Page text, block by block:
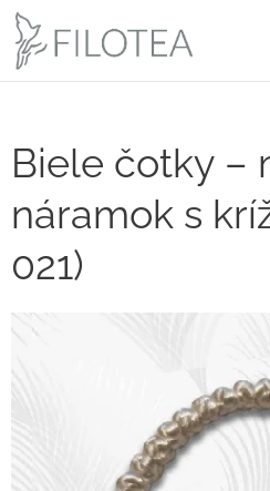
Biele čotky –
náramok s
021)